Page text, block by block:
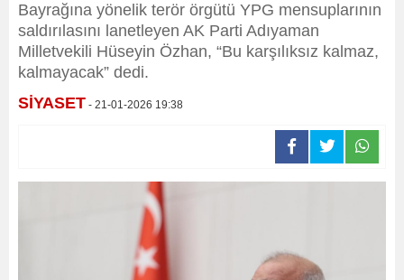
Bayrağına yönelik terör örgütü YPG mensuplarının
saldırılasını lanetleyen AK Parti Adıyaman
Milletvekili Hüseyin Özhan, “Bu karşılıksız kalmaz,
kalmayacak” dedi.
SİYASET - 21-01-2026 19:38